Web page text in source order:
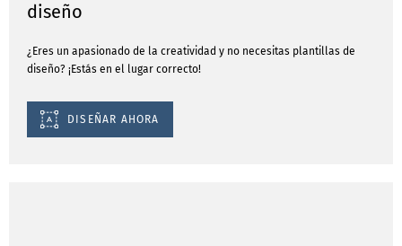
diseño
¿Eres un apasionado de la creatividad y no necesitas plantillas de
diseño? ¡Estás en el lugar correcto!
DISEÑAR AHORA